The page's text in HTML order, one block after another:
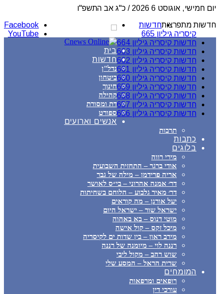
יום חמישי, אוגוסט 6 2026 / כ"ג אב התשפ"ו
חדשות מתפרצותחדשות
קיסריה גיליון 665
חדשות קיסריה גיליון 664
חדשות קיסריה גיליון 663
חדשות קיסריה גיליון 662
חדשות קיסריה גיליון 661
חדשות קיסריה גיליון 660
חדשות קיסריה גיליון 659
חדשות קיסריה גיליון 658
חדשות קיסריה גיליון 657
חדשות קיסריה גיליון 656
Facebook
YouTube
בית
חדשות
נדל"ן
ביטחון
חינוך
קהילה
דת ומסורת
ספורט
אנשים וארועים
תרבות
כתבות
בלוגים
מירי רווה
אודי ברגר – התחזית השבועית
אריה פרידמן – מילה של גבר
דר׳ אמנה אהרוני – בי״ס לאושר
דר׳ מאיר גלבוע – הלוחם בשחיתות
יעל אורנן – מה קוראים
ישראל שור – ישראל היום
מוטי דנוס – בא באהוה
מיכל זקס – קול אישה
מירב ראון – בין שדות ים לקיסריה
רננה לוי – מיומנה של רננה
שוש רהב – מקול ליבי
שרית הראל – המסע שלי
המומחים
רופאים ומרפאות
עורכי דין